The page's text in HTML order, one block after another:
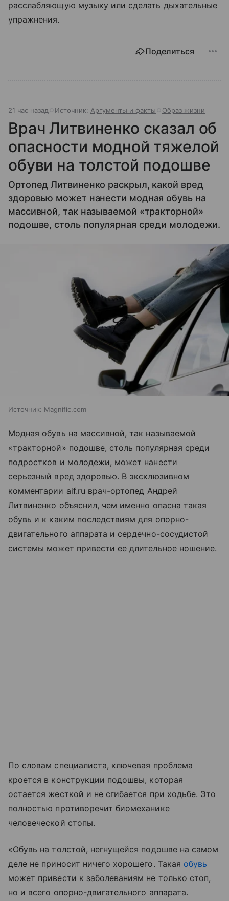
расслабляющую музыку или сделать дыхательные
упражнения.
Поделиться
21 час назад Источник: Аргументы и факты Образ жизни
Врач Литвиненко сказал об
опасности модной тяжелой
обуви на толстой подошве
Ортопед Литвиненко раскрыл, какой вред
здоровью может нанести модная обувь на
массивной, так называемой «тракторной»
подошве, столь популярная среди молодежи.
Источник: Magnific.com
Модная обувь на массивной, так называемой
«тракторной» подошве, столь популярная среди
подростков и молодежи, может нанести
серьезный вред здоровью. В эксклюзивном
комментарии aif.ru врач-ортопед Андрей
Литвиненко объяснил, чем именно опасна такая
обувь и к каким последствиям для опорно-
двигательного аппарата и сердечно-сосудистой
системы может привести ее длительное ношение.
По словам специалиста, ключевая проблема
кроется в конструкции подошвы, которая
остается жесткой и не сгибается при ходьбе. Это
полностью противоречит биомеханике
человеческой стопы.
«Обувь на толстой, негнущейся подошве на самом
деле не приносит ничего хорошего. Такая обувь
может привести к заболеваниям не только стоп,
но и всего опорно-двигательного аппарата.